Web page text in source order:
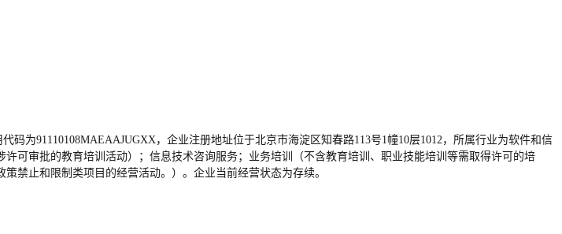
为91110108MAEAAJUGXX，企业注册地址位于北京市海淀区知春路113号1幢10层1012，所属行业为软件和信
可审批的教育培训活动）；信息技术咨询服务；业务培训（不含教育培训、职业技能培训等需取得许可的培
禁止和限制类项目的经营活动。）。企业当前经营状态为存续。